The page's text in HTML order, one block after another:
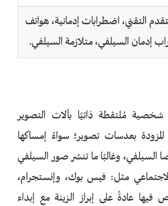
التقني، اضطرابات إدمانية، هواتف
إدمان السيلفي، متلازمة السيلفي.
مُلتقطة ذاتيًا بآلات التصوير
المزودة بعدسات تصوير؛ سواءً إمساكها
السيلفي، وغالبًا ما تنشر صور السيلفي
مثل: فيس بوك، وإنستجرام،
فيها عادةً على إبراز الزينة مع إبداء